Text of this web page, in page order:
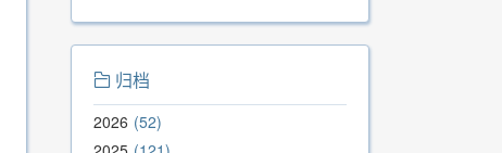
归档
2026 52